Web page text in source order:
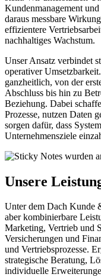
Kundenmanagement
daraus messbare
effizientere
nachhaltiges Wachstum.
Unser Ansatz verbindet
operativer
ganzheitlich, von der
Abschluss bis hin zu
Beziehung. Dabei
Prozesse, nutzen Daten
sorgen dafür, dass
Unternehmensziele
Unsere
Unter dem Dach Kunde
aber kombinierbare
Marketing, Vertrieb und
Versicherungen und
und Vertriebsprozesse.
strategische Beratung,
individuelle